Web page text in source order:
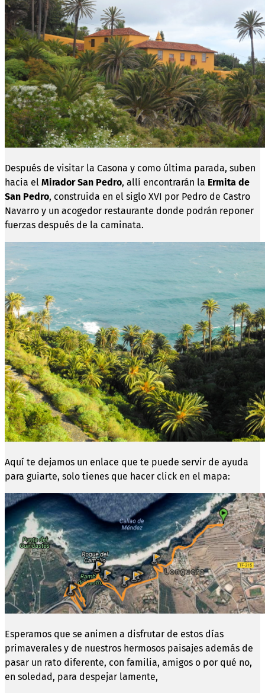
Después de visitar la Casona y como última parada, suben
hacia el Mirador San Pedro, allí encontrarán la Ermita de
San Pedro, construida en el siglo XVI por Pedro de Castro
Navarro y un acogedor restaurante donde podrán reponer
fuerzas después de la caminata.
Aquí te dejamos un enlace que te puede servir de ayuda
para guiarte, solo tienes que hacer click en el mapa:
Esperamos que se animen a disfrutar de estos días
primaverales y de nuestros hermosos paisajes además de
pasar un rato diferente, con familia, amigos o por qué no,
en soledad, para despejar lamente,